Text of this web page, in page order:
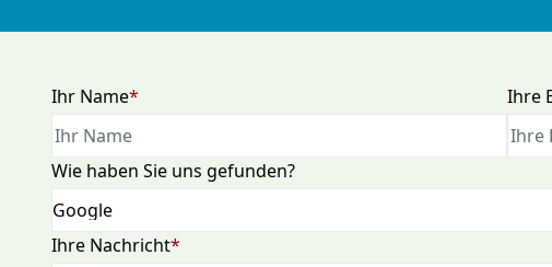
Pflichtfeld
Ihr Name* Ihre
Wie haben Sie uns gefunden?
Pflichtfeld
Ihre Nachricht*